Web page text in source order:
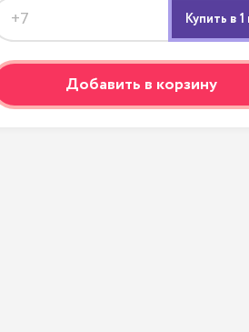
Добавить в корзину